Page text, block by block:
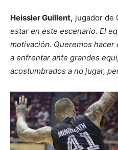
Heissler Guillent, jugador de
estar en este escenario. El
motivación. Queremos hacer
a enfrentar ante grandes
acostumbrados a no jugar,